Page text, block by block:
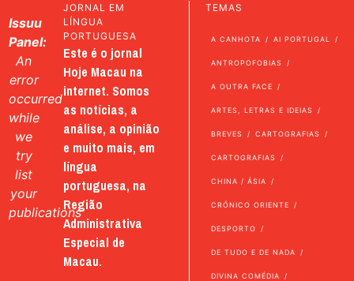
Issuu
Panel:
An
error
occurred
while
we
try
list
your
publications
JORNAL EM
LÍNGUA
PORTUGUESA
Este é o jornal
Hoje Macau na
internet. Somos
as notícias, a
análise, a opinião
e muito mais, em
língua
portuguesa, na
Região
Administrativa
Especial de
Macau.
TEMAS
A CANHOTA AI PORTUGAL
ANTROPOFOBIAS
A OUTRA FACE
ARTES, LETRAS E IDEIAS
BREVES CARTOGRAFIAS
CARTOGRAFIAS
CHINA / ÁSIA
CRÓNICO ORIENTE
DESPORTO
DE TUDO E DE NADA
DIVINA COMÉDIA